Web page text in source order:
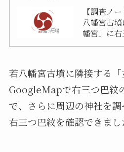
【調査ノ
八幡宮古
幡宮」に
若八幡宮古墳に隣接する
GoogleMapで右三つ巴紋
で、さらに周辺の神社を
右三つ巴紋を確認できまし